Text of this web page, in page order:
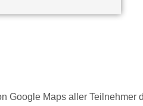
Google Maps aller Teilnehmer